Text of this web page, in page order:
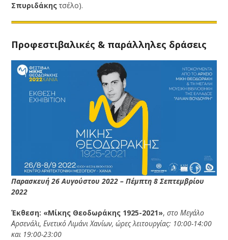
Σπυριδάκης τσέλο).
Προφεστιβαλικές & παράλληλες δράσεις
Παρασκευή 26 Αυγούστου 2022 – Πέμπτη 8 Σεπτεμβρίου
2022
Έκθεση: «Μίκης Θεοδωράκης 1925-2021»,στο Μεγάλο
Αρσενάλι, Ενετικό Λιμάνι Χανίων, ώρες λειτουργίας: 10:00-14:00
και 19:00-23:00